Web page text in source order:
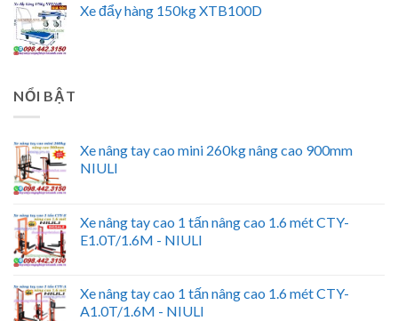
Xe đẩy hàng 150kg XTB100D
NỔI BẬT
Xe nâng tay cao mini 260kg nâng cao 900mm
NIULI
Xe nâng tay cao 1 tấn nâng cao 1.6 mét CTY-
E1.0T/1.6M - NIULI
Xe nâng tay cao 1 tấn nâng cao 1.6 mét CTY-
A1.0T/1.6M - NIULI